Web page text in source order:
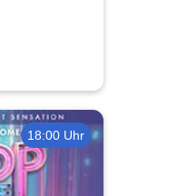
18:00 Uhr